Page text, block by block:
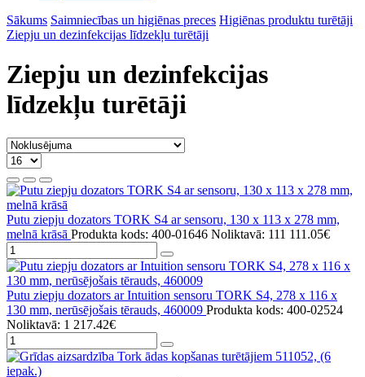
Sākums Saimniecības un higiēnas preces Higiēnas produktu turētāji
Ziepju un dezinfekcijas līdzekļu turētāji
Ziepju un dezinfekcijas
līdzekļu turētāji
Putu ziepju dozators TORK S4 ar sensoru, 130 x 113 x 278 mm,
melnā krāsā Produkta kods: 400-01646 Noliktavā: 111 111.05€
Putu ziepju dozators ar Intuition sensoru TORK S4, 278 x 116 x
130 mm, nerūsējošais tērauds, 460009 Produkta kods: 400-02524
Noliktavā: 1 217.42€